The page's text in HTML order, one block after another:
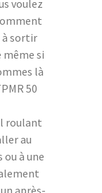
voulez
à sortir
même si
là
50
roulant
au
à une
après-